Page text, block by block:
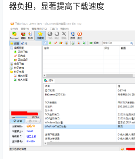
器负担，显著提高下载速度